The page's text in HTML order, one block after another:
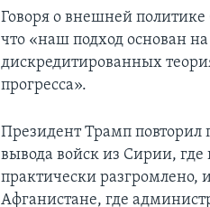
Говоря о внешней
что «наш подход основан
дискредитированных
прогресса».
Президент Трамп повторил
вывода войск из Сирии, где
практически разгромлено,
Афганистане, где